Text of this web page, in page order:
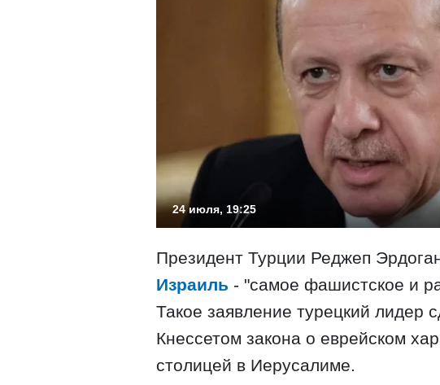
24 июля, 19:25
Президент Турции Реджеп
Израиль - "самое фашистское и
Такое заявление турецкий лидер
Кнессетом закона о еврейском
столицей в Иерусалиме.